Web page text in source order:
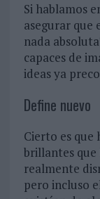
Si hablamos
asegurar que
nada
capaces de
ideas ya
Define nuevo
Cierto es que
brillantes que
realmente
pero incluso